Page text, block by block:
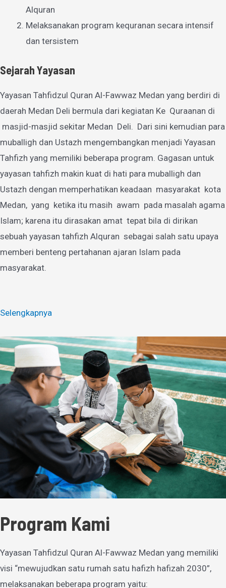
Alquran
Melaksanakan program kequranan secara intensif
dan tersistem
Sejarah Yayasan
Yayasan Tahfidzul Quran Al-Fawwaz Medan yang berdiri di
daerah Medan Deli bermula dari kegiatan Ke Quraanan di
masjid-masjid sekitar Medan Deli. Dari sini kemudian para
muballigh dan Ustazh mengembangkan menjadi Yayasan
Tahfizh yang memiliki beberapa program. Gagasan untuk
yayasan tahfizh makin kuat di hati para muballigh dan
Ustazh dengan memperhatikan keadaan masyarakat kota
Medan, yang ketika itu masih awam pada masalah agama
Islam; karena itu dirasakan amat tepat bila di dirikan
sebuah yayasan tahfizh Alquran sebagai salah satu upaya
memberi benteng pertahanan ajaran Islam pada
masyarakat.
Selengkapnya
Program Kami
Yayasan Tahfidzul Quran Al-Fawwaz Medan yang memiliki
visi “mewujudkan satu rumah satu hafizh hafizah 2030”,
melaksanakan beberapa program yaitu: